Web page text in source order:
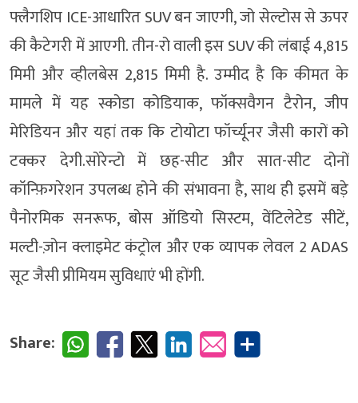
फ्लैगशिप ICE-आधारित SUV बन जाएगी, जो सेल्टोस से ऊपर
की कैटेगरी में आएगी. तीन-रो वाली इस SUV की लंबाई 4,815
मिमी और व्हीलबेस 2,815 मिमी है. उम्मीद है कि कीमत के
मामले में यह स्कोडा कोडियाक, फॉक्सवैगन टैरोन, जीप
मेरिडियन और यहां तक ​​कि टोयोटा फॉर्च्यूनर जैसी कारों को
टक्कर देगी.सोरेन्टो में छह-सीट और सात-सीट दोनों
कॉन्फ़िगरेशन उपलब्ध होने की संभावना है, साथ ही इसमें बड़े
पैनोरमिक सनरूफ, बोस ऑडियो सिस्टम, वेंटिलेटेड सीटें,
मल्टी-ज़ोन क्लाइमेट कंट्रोल और एक व्यापक लेवल 2 ADAS
सूट जैसी प्रीमियम सुविधाएं भी होंगी.
Share: